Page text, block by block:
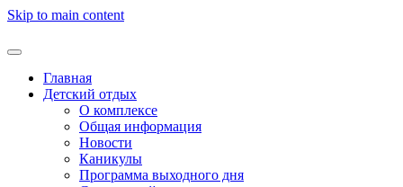
Skip to main content
Главная
Детский отдых
О комплексе
Общая информация
Новости
Каникулы
Программа выходного дня